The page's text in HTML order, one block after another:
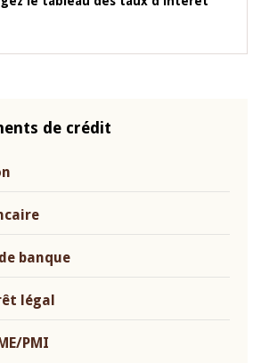
de crédit
banque
légal
PMI